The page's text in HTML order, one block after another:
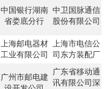
中国银行湖南
省娄底分行
中卫国脉通信
股份有限公司
上海邮电器材
工业有限公司
上海市电信公
司东方装配厂
广州市邮电建
广东省移动通
讯有限公司深